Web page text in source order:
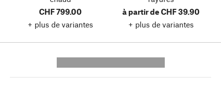
CHF 799.00
+ plus de variantes
à partir de CHF 39.90
+ plus de variantes